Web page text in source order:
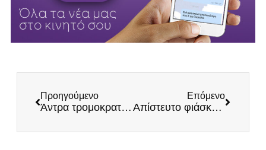
Προηγούμενο
Άντρα τρομοκρατών τα Πανεπιστημιακά ιδρύματα της χώρας – 49 μολότωφ σε κτίριο του ΑΠΘ
Επόμενο
Απίστευτο φιάσκο της ΕΥΠ: Τούρκοι μαφιόζοι γάζωσαν πράκτορες της Υπηρεσίας που υποτίθεται τους είχαν υπό παρακολούθηση